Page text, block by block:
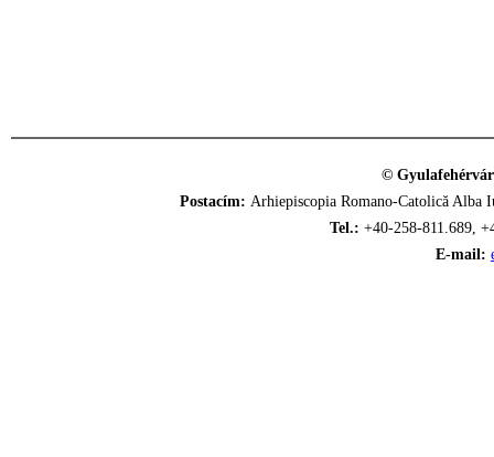
©
Postacím: Arhiepiscopia Romano-Catolică
Tel.: +40-258-811.689,
E-mail: